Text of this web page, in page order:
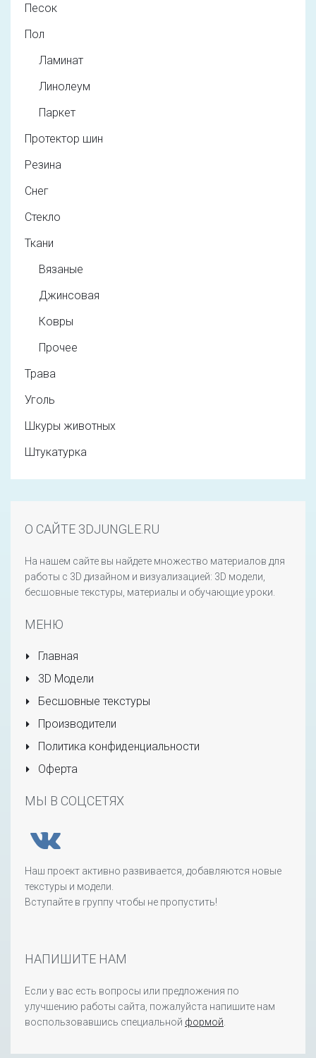
Песок
Пол
Ламинат
Линолеум
Паркет
Протектор шин
Резина
Снег
Стекло
Ткани
Вязаные
Джинсовая
Ковры
Прочее
Трава
Уголь
Шкуры животных
Штукатурка
О САЙТЕ 3DJUNGLE.RU
На нашем сайте вы найдете множество материалов для
работы с 3D дизайном и визуализацией: 3D модели,
бесшовные текстуры, материалы и обучающие уроки.
МЕНЮ
Главная
3D Модели
Бесшовные текстуры
Производители
Политика конфиденциальности
Оферта
МЫ В СОЦСЕТЯХ
Наш проект активно развивается, добавляются новые
текстуры и модели.
Вступайте в группу чтобы не пропустить!
НАПИШИТЕ НАМ
Если у вас есть вопросы или предложения по
улучшению работы сайта, пожалуйста напишите нам
воспользовавшись специальной формой.